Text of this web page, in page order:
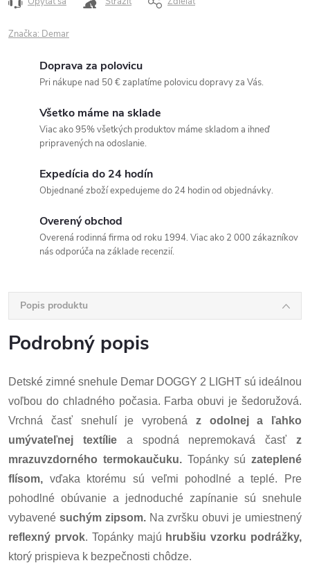
Značka: Demar
Doprava za polovicu
Pri nákupe nad 50 € zaplatíme polovicu dopravy za Vás.
Všetko máme na sklade
Viac ako 95% všetkých produktov máme skladom a ihneď
pripravených na odoslanie.
Expedícia do 24 hodín
Objednané zboží expedujeme do 24 hodin od objednávky.
Overený obchod
Overená rodinná firma od roku 1994. Viac ako 2 000 zákazníkov
nás odporúča na základe recenzií.
Popis produktu
Podrobný popis
Detské zimné snehule Demar DOGGY 2 LIGHT sú ideálnou
voľbou do chladného počasia. Farba obuvi je šedoružová.
Vrchná časť snehulí je vyrobená z odolnej a ľahko
umývateľnej textíliea spodná nepremokavá časťz
mrazuvzdorného termokaučuku.Topánky sú zateplené
flísom, vďaka ktorému sú veľmi pohodlné a teplé. Pre
pohodlné obúvanie a jednoduché zapínanie sú snehule
vybavené suchým zipsom.Na zvršku obuvi je umiestnený
reflexný prvok. Topánky majú hrubšiu vzorku podrážky,
ktorý prispieva k bezpečnosti chôdze.